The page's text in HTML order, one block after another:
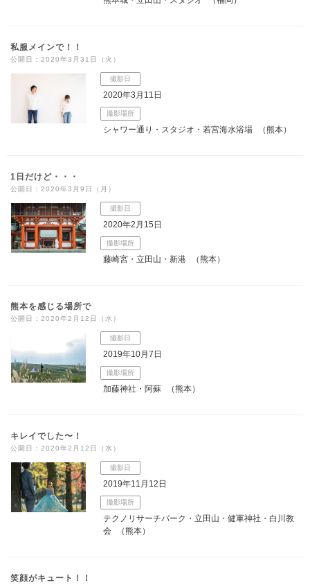
私服メインで！！
公開日：2020年3月31日（火）
撮影日
2020年3月11日
撮影場所
シャワー通り・スタジオ・若宮海水浴場 （熊本）
1日だけど・・・
公開日：2020年3月9日（月）
撮影日
2020年2月15日
撮影場所
藤崎宮・立田山・新港 （熊本）
熊本を感じる場所で
公開日：2020年2月12日（水）
撮影日
2019年10月7日
撮影場所
加藤神社・阿蘇 （熊本）
キレイでした〜！
公開日：2020年2月12日（水）
撮影日
2019年11月12日
撮影場所
テクノリサーチパーク・立田山・健軍神社・白川教
会
（熊本）
笑顔がキュート！！